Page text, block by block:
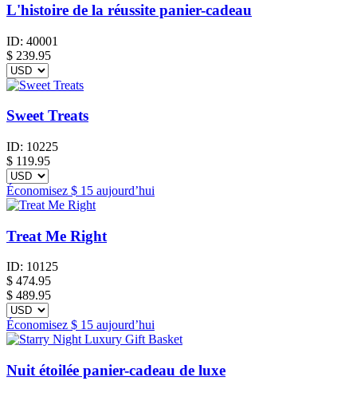
L'histoire de la réussite panier-cadeau
ID: 40001
$ 239.95
Sweet Treats
ID: 10225
$ 119.95
Économisez $ 15 aujourd’hui
Treat Me Right
ID: 10125
$ 474.95
$ 489.95
Économisez $ 15 aujourd’hui
Nuit étoilée panier-cadeau de luxe